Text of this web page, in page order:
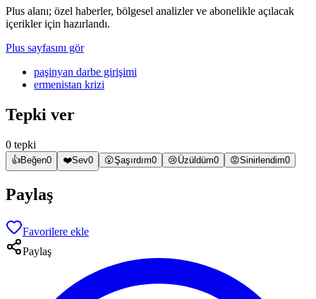
Plus alanı; özel haberler, bölgesel analizler ve abonelikle açılacak
içerikler için hazırlandı.
Plus sayfasını gör
paşinyan darbe girişimi
ermenistan krizi
Tepki ver
0 tepki
👍Beğen0 ❤️Sev0 😮Şaşırdım0 😢Üzüldüm0 😡Sinirlendim0
Paylaş
Favorilere ekle
Paylaş